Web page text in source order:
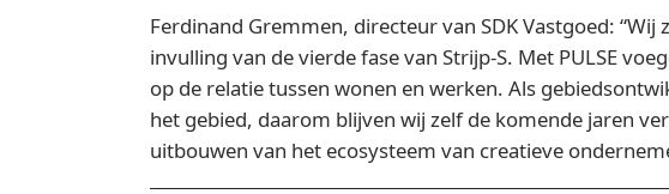
Ferdinand Gremmen, directeur van SDK Vastgoed:
invulling van de vierde fase van Strijp-S. Met PULSE
op de relatie tussen wonen en werken. Als
het gebied, daarom blijven wij zelf de komende jaren
uitbouwen van het ecosysteem van creatieve